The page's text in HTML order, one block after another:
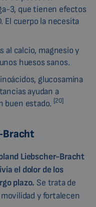
3, que tienen efectos
El cuerpo la necesita
al calcio, magnesio y
huesos sanos.
glucosamina
ayudan a
buen estado. [20]
Bracht
Liebscher-Bracht
el dolor de los
plazo. Se trata de
y fortalecen